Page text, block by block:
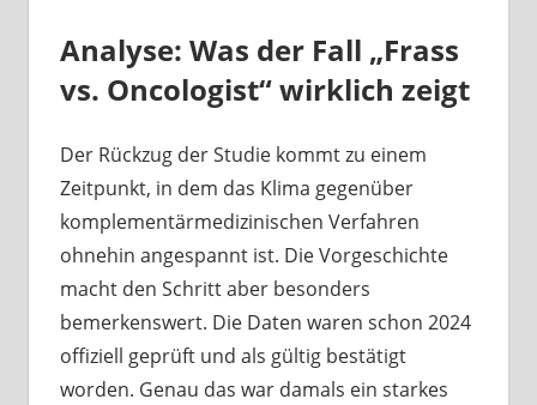
Analyse: Was der Fall „Frass
vs. Oncologist“ wirklich zeigt
Der Rückzug der Studie kommt zu einem
Zeitpunkt, in dem das Klima gegenüber
komplementärmedizinischen Verfahren
ohnehin angespannt ist. Die Vorgeschichte
macht den Schritt aber besonders
bemerkenswert. Die Daten waren schon 2024
offiziell geprüft und als gültig bestätigt
worden. Genau das war damals ein starkes